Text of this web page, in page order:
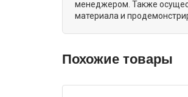
менеджером. Также
материала и
Похожие товары